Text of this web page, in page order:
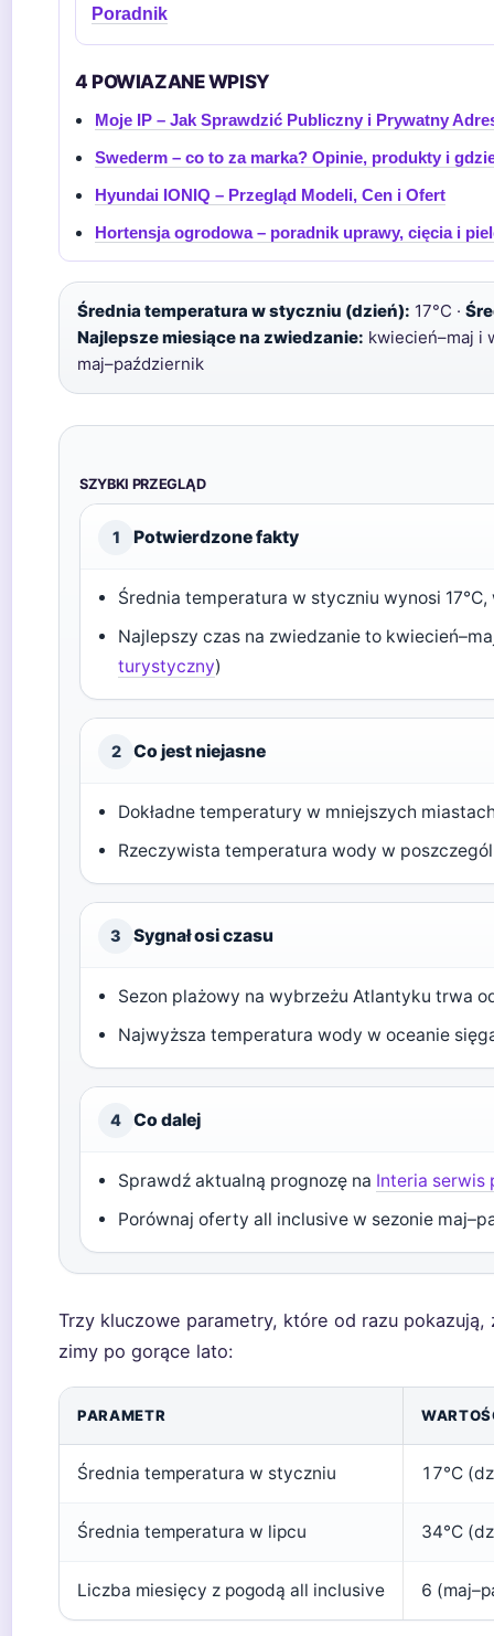
Poradnik
4 POWIAZANE WPISY
Moje IP – Jak Sprawdzić Publiczny i Prywatny
Swederm – co to za marka? Opinie, produkty i
Hyundai IONIQ – Przegląd Modeli, Cen i Ofert
Hortensja ogrodowa – poradnik uprawy, cięcia i
Średnia temperatura w styczniu (dzień): 17°C ·
Najlepsze miesiące na zwiedzanie: kwiecień–maj i
maj–październik
SZYBKI PRZEGLĄD
1 Potwierdzone fakty
Średnia temperatura w styczniu wynosi 17°C,
Najlepszy czas na zwiedzanie to
turystyczny)
2 Co jest niejasne
Dokładne temperatury w mniejszych
Rzeczywista temperatura wody w
3 Sygnał osi czasu
Sezon plażowy na wybrzeżu Atlantyku trwa
Najwyższa temperatura wody w oceanie
4 Co dalej
Sprawdź aktualną prognozę na Interia serwis
Porównaj oferty all inclusive w sezonie
Trzy kluczowe parametry, które od razu
zimy po gorące lato:
PARAMETR
Średnia temperatura w styczniu 17°C
Średnia temperatura w lipcu 34°C
Liczba miesięcy z pogodą all inclusive 6